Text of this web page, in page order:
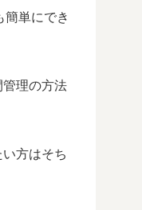
簡単にでき
理の方法
方はそち